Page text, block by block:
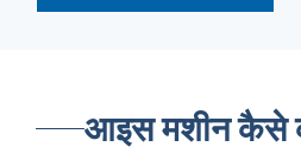
आइस मशीन कैसे